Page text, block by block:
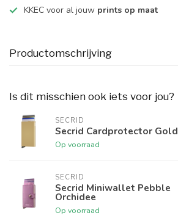
KKEC voor al jouw prints op maat
Productomschrijving
Is dit misschien ook iets voor jou?
SECRID
Secrid Cardprotector Gold
Op voorraad
SECRID
Secrid Miniwallet Pebble
Orchidee
Op voorraad